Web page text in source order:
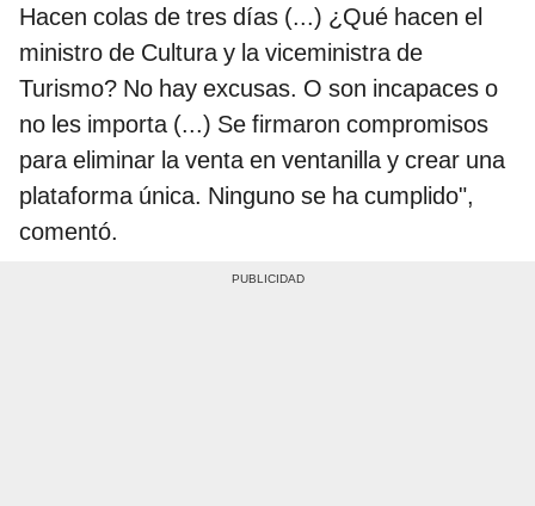
Hacen colas de tres días (...) ¿Qué hacen el
ministro de Cultura y la viceministra de
Turismo? No hay excusas. O son incapaces o
no les importa (...) Se firmaron compromisos
para eliminar la venta en ventanilla y crear una
plataforma única. Ninguno se ha cumplido",
comentó.